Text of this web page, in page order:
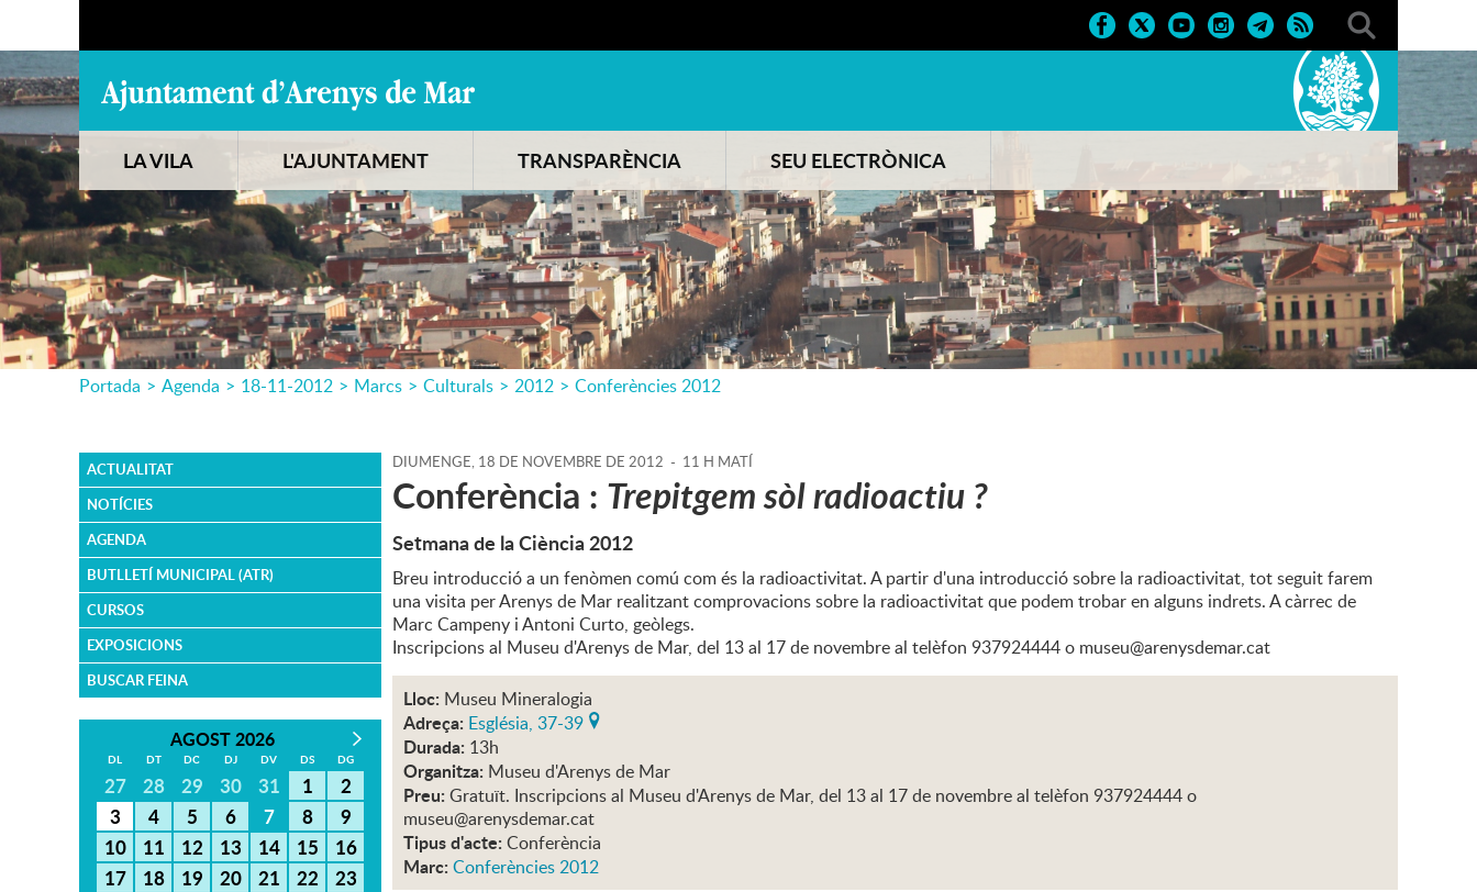
LA VILA L'AJUNTAMENT TRANSPARÈNCIA SEU ELECTRÒNICA
Portada > Agenda > 18-11-2012 > Marcs > Culturals > 2012 > Conferències 2012
ACTUALITAT
NOTÍCIES
AGENDA
BUTLLETÍ MUNICIPAL (ATR)
CURSOS
EXPOSICIONS
BUSCAR FEINA
AGOST 2026
DL DT DC DJ DV DS DG
27 28 29 30 31 1
2
3
4 5 6 7 8
9
10
11 12 13 14 15
16
17
18 19 20 21 22
23
DIUMENGE, 18 DE NOVEMBRE DE 2012 - 11 H MATÍ
Conferència : Trepitgem sòl radioactiu ?
Setmana de la Ciència 2012
Breu introducció a un fenòmen comú com és la radioactivitat. A partir d'una introducció sobre la radioactivitat, tot seguit farem
una visita per Arenys de Mar realitzant comprovacions sobre la radioactivitat que podem trobar en alguns indrets. A càrrec de
Marc Campeny i Antoni Curto, geòlegs.
Inscripcions al Museu d'Arenys de Mar, del 13 al 17 de novembre al telèfon 937924444 o museu@arenysdemar.cat
Lloc: Museu Mineralogia
Adreça: Església, 37-39
Durada: 13h
Organitza: Museu d'Arenys de Mar
Preu: Gratuït. Inscripcions al Museu d'Arenys de Mar, del 13 al 17 de novembre al telèfon 937924444 o
museu@arenysdemar.cat
Tipus d'acte: Conferència
Marc: Conferències 2012